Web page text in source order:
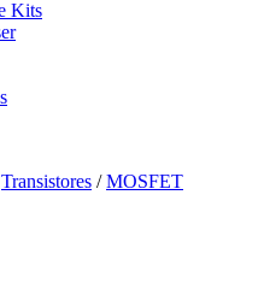
Kits
Transistores /MOSFET